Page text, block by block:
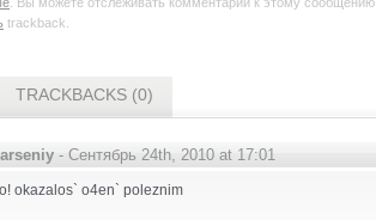
trackback.
TRACKBACKS (0)
arseniy - Сентябрь 24th, 2010 at 17:01
okazalos` o4en` poleznim